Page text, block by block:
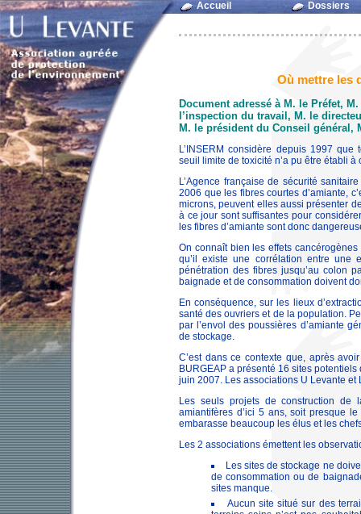
Accueil Dossiers
Où mettre les
Document adressé à M. le Préfet,
l’inspection du travail, M. le
M. le président du Conseil général,
L’INSERM considère depuis 1997
seuil limite de toxicité n’a pu être établi
L’Agence française de sécurité
2006 que les fibres courtes d’amiante,
microns, peuvent elles aussi présenter
à ce jour sont suffisantes pour
les fibres d’amiante sont donc
On connaît bien les effets
qu’il existe une corrélation entre une
pénétration des fibres jusqu’au colon
baignade et de consommation doivent
En conséquence, sur les lieux
santé des ouvriers et de la population.
par l’envol des poussières d’amiante
de stockage.
C’est dans ce contexte que, après
BURGEAP a présenté 16 sites
juin 2007. Les associations U Levante et
Les seuls projets de construction
amiantifères d’ici 5 ans, soit presque
embarasse beaucoup les élus et les
Les 2 associations émettent les
Les sites de stockage ne
de consommation ou de
sites manque.
Aucun site situé sur des